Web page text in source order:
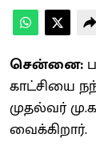
சென்னை:
காட்சியை
முதல்வர்
வைக்கிறார்.